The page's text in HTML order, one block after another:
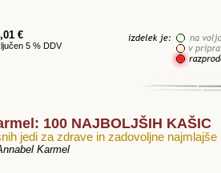
€
5 % DDV
100 NAJBOLJŠIH KAŠIC
jedi za zdrave in zadovoljne
Karmel